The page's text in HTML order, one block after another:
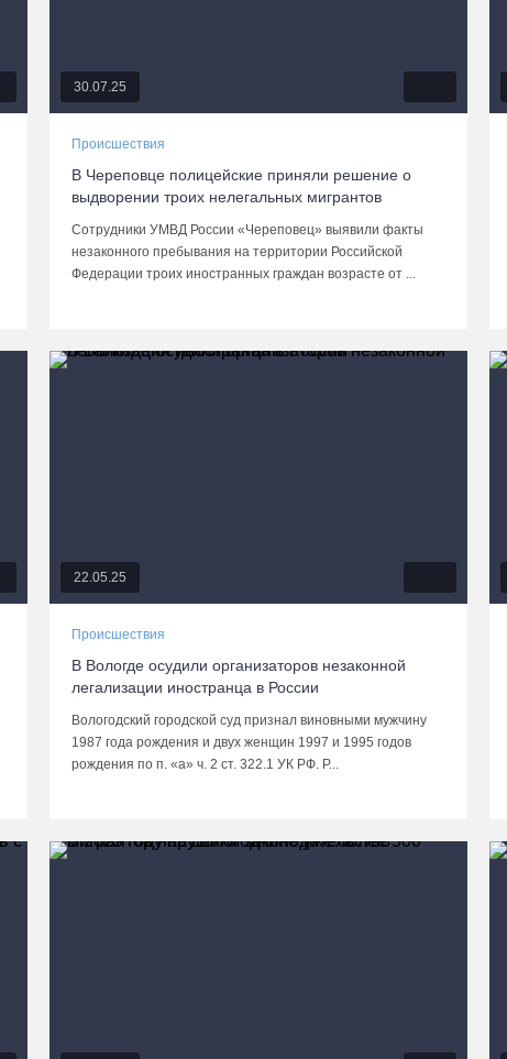
30.07.25
Происшествия
В Череповце полицейские приняли решение о
выдворении троих нелегальных мигрантов
Сотрудники УМВД России «Череповец» выявили факты
незаконного пребывания на территории Российской
Федерации троих иностранных граждан возрасте от ...
22.05.25
Происшествия
В Вологде осудили организаторов незаконной
легализации иностранца в России
Вологодский городской суд признал виновными мужчину
1987 года рождения и двух женщин 1997 и 1995 годов
рождения по п. «а» ч. 2 ст. 322.1 УК РФ. Р...